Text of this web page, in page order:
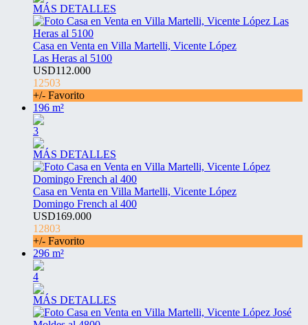
MÁS DETALLES
Casa en Venta en Villa Martelli, Vicente López
Las Heras al 5100
USD112.000
12503
+/- Favorito
196 m²
3
MÁS DETALLES
Casa en Venta en Villa Martelli, Vicente López
Domingo French al 400
USD169.000
12803
+/- Favorito
296 m²
4
MÁS DETALLES